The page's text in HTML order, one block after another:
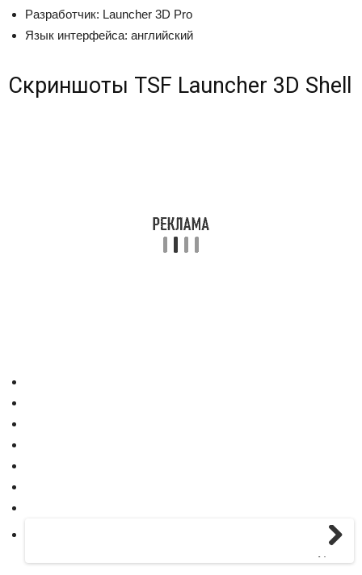
Разработчик: Launcher 3D Pro
Язык интерфейса: английский
Скриншоты TSF Launcher 3D Shell
Next